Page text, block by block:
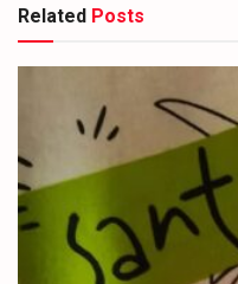
Related Posts